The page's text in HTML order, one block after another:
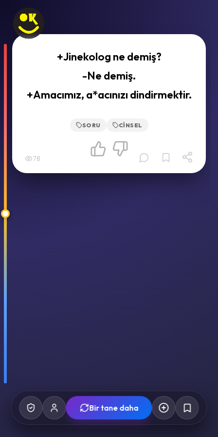
+Jinekolog ne demiş?
-Ne demiş.
+Amacımız, a*acınızı dindirmektir.
SORU CINSEL
78
Bir tane daha